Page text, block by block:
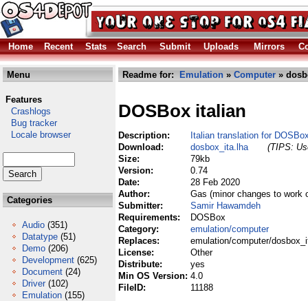
Home Recent Stats Search Submit Uploads Mirrors
Menu
Features
Crashlogs
Bug tracker
Locale browser
Categories
Audio (351)
Datatype (51)
Demo (206)
Development (625)
Document (24)
Driver (102)
Emulation (155)
Readme for: Emulation » Computer »
DOSBox italian
Description:
Italian translation for
Download:
dosbox_ita.lha
(TIPS:
Size:
79kb
Version:
0.74
Date:
28 Feb 2020
Author:
Gas (minor changes to work
Submitter:
Samir Hawamdeh
Requirements:
DOSBox
Category:
emulation/computer
Replaces:
emulation/computer/
License:
Other
Distribute:
yes
Min OS Version: 4.0
FileID:
11188